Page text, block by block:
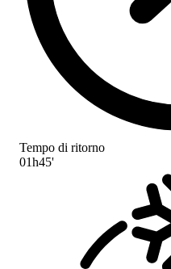
Tempo di ritorno
01h45'